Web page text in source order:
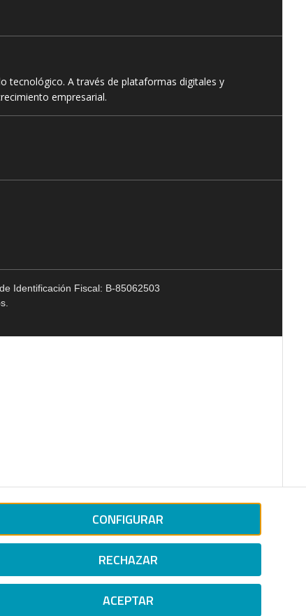
CONFIGURAR
RECHAZAR
ACEPTAR
tecnológico. A través de plataformas digitales y
empresarial.
Identificación Fiscal: B-85062503